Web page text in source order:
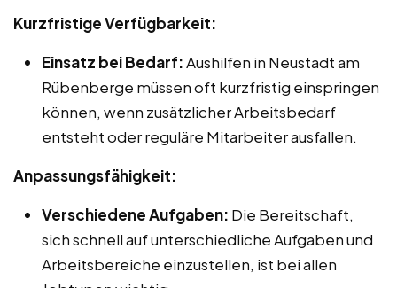
Kurzfristige Verfügbarkeit:
Einsatz bei Bedarf:Aushilfen in Neustadt am
Rübenberge müssen oft kurzfristig einspringen
können, wenn zusätzlicher Arbeitsbedarf
entsteht oder reguläre Mitarbeiter ausfallen.
Anpassungsfähigkeit:
Verschiedene Aufgaben: Die Bereitschaft,
sich schnell auf unterschiedliche Aufgaben und
Arbeitsbereiche einzustellen, ist bei allen